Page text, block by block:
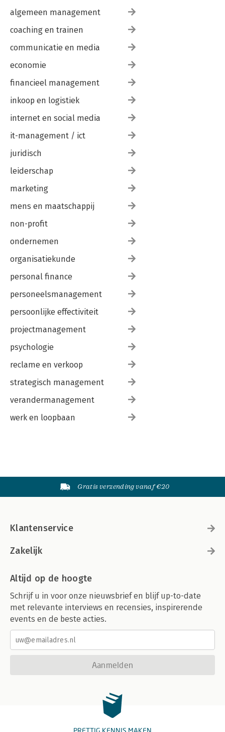
algemeen management
coaching en trainen
communicatie en media
economie
financieel management
inkoop en logistiek
internet en social media
it-management / ict
juridisch
leiderschap
marketing
mens en maatschappij
non-profit
ondernemen
organisatiekunde
personal finance
personeelsmanagement
persoonlijke effectiviteit
projectmanagement
psychologie
reclame en verkoop
strategisch management
verandermanagement
werk en loopbaan
Gratis verzending vanaf €20
Klantenservice
Zakelijk
Altijd op de hoogte
Schrijf u in voor onze nieuwsbrief en blijf up-to-date
met relevante interviews en recensies, inspirerende
events en de beste acties.
Aanmelden
PRETTIG KENNIS MAKEN